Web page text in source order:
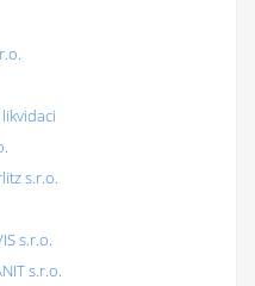
s.r.o.
s.r.o.
s.r.o.